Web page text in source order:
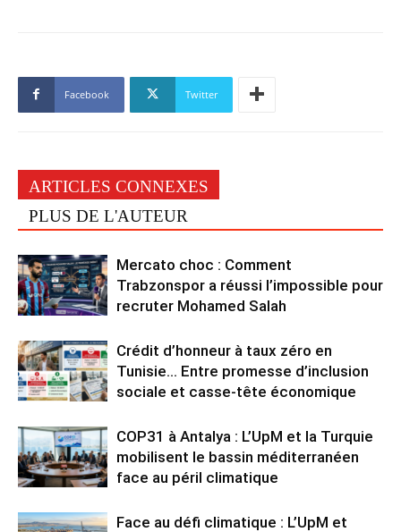
Facebook Twitter
ARTICLES CONNEXES
PLUS DE L'AUTEUR
Mercato choc : Comment
Trabzonspor a réussi l’impossible pour
recruter Mohamed Salah
Crédit d’honneur à taux zéro en
Tunisie… Entre promesse d’inclusion
sociale et casse-tête économique
COP31 à Antalya : L’UpM et la Turquie
mobilisent le bassin méditerranéen
face au péril climatique
Face au défi climatique : L’UpM et